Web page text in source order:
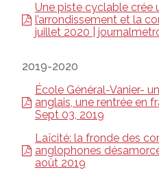
Une piste cyclable crée
l’arrondissement et la
juillet 2020 |
2019-2020
École Général-Vanier-
anglais, une rentrée en
Sept 03, 2019
Laïcité: la fronde des
anglophones
août 2019